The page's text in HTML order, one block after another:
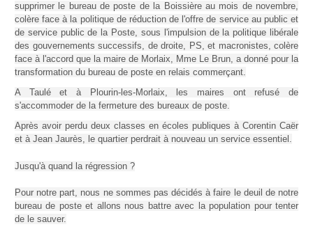
supprimer le bureau de poste de la Boissière au mois de novembre,
colère face à la politique de réduction de l'offre de service au public et
de service public de la Poste, sous l'impulsion de la politique libérale
des gouvernements successifs, de droite, PS, et macronistes, colère
face à l'accord que la maire de Morlaix, Mme Le Brun, a donné pour la
transformation du bureau de poste en relais commerçant.
A Taulé et à Plourin-les-Morlaix, les maires ont refusé de
s'accommoder de la fermeture des bureaux de poste.
Après avoir perdu deux classes en écoles publiques à Corentin Caër
et à Jean Jaurès, le quartier perdrait à nouveau un service essentiel.
Jusqu'à quand la régression ?
Pour notre part, nous ne sommes pas décidés à faire le deuil de notre
bureau de poste et allons nous battre avec la population pour tenter
de le sauver.